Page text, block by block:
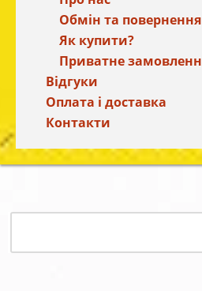
Обмін та
Як купити?
Приватне
Відгуки
Оплата і доставка
Контакти